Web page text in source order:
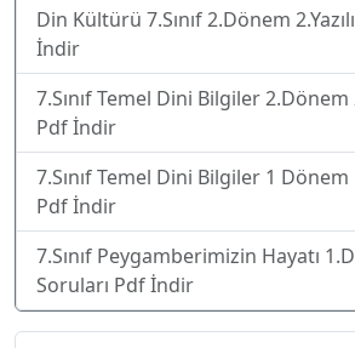
Din Kültürü 7.Sınıf 2.Dönem
İndir
7.Sınıf Temel Dini Bilgiler 2.Dönem
Pdf İndir
7.Sınıf Temel Dini Bilgiler 1 Dönem
Pdf İndir
7.Sınıf Peygamberimizin Hayatı
Soruları Pdf İndir